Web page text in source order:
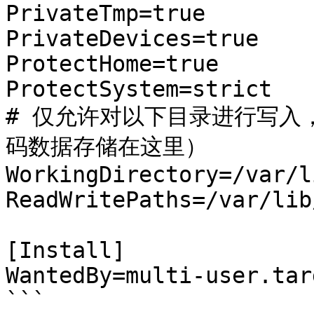
PrivateTmp=true
PrivateDevices=true
ProtectHome=true
ProtectSystem=strict
# 仅允许对以下目录进行写入
码数据存储在这里）
WorkingDirectory=/var/
ReadWritePaths=/var/
[Install]
WantedBy=multi-
```